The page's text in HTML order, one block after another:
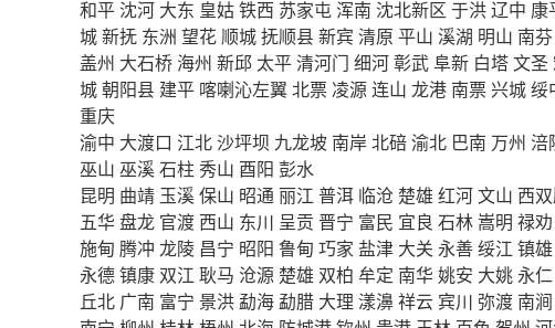
和平 沈河 大东 皇姑铁西 苏家屯 浑南 沈北新区 于洪辽中 康
城新抚 东洲 望花 顺城抚顺县新宾 清原 平山 溪湖 明山 南芬
盖州 大石桥 海州 新邱 太平清河门 细河彰武阜新 白塔文圣
城朝阳县 建平 喀喇沁左翼北票 凌源连山 龙港 南票兴城绥
重庆
渝中 大渡口 江北沙坪坝 九龙坡 南岸北碚渝北 巴南 万州 涪
巫山 巫溪石柱 秀山 酉阳 彭水
昆明 曲靖 玉溪保山 昭通丽江 普洱 临沧 楚雄 红河文山 西
五华盘龙 官渡 西山 东川 呈贡 晋宁 富民 宜良 石林嵩明 禄劝
施甸 腾冲 龙陵 昌宁 昭阳 鲁甸 巧家 盐津 大关 永善绥江 镇雄
永德镇康 双江 耿马 沧源 楚雄 双柏 牟定 南华姚安 大姚 永仁
丘北 广南 富宁 景洪 勐海 勐腊 大理 漾濞祥云 宾川 弥渡 南涧